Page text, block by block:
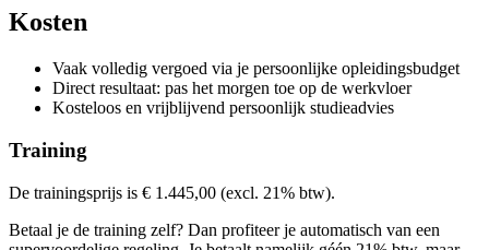
Prijs
Bekijk prijsopbouw
Kies deze startdatum
Lesdagen
din 15-09-20269:30 - 16:30
06-10-2026 9:30 - 16:30
€ 1.697,06
Bekijk prijsopbouw
maa07-12-20269:30 - 16:30
Bekijk route
€ 1.697,06
Kies deze startdatum
Lesdagen
don26-11-20269:30 - 16:30
BCN Utrecht (Daltonlaan)
Prijs
Bekijk prijsopbouw
Kosten
Vaak volledig vergoed via je persoonlijke opleidingsbudget
Direct resultaat: pas het morgen toe op de werkvloer
Kosteloos en vrijblijvend persoonlijk studieadvies
Training
De trainingsprijs is € 1.445,00 (excl. 21% btw).
Betaal je de training zelf? Dan profiteer je automatisch van een